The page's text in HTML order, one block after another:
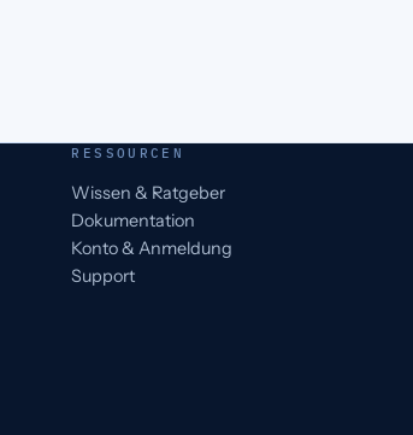
RESSOURCEN
Wissen & Ratgeber
Dokumentation
Konto & Anmeldung
Support